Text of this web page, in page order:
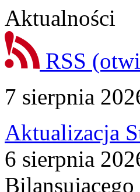
Aktualności
RSS
7 sierpnia
Aktualizacja
6 sierpnia